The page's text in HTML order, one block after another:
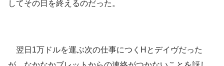
してその日を終えるのだった。
翌日1万ドルを運ぶ次の仕事につくHとデイヴだった